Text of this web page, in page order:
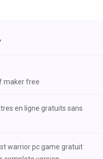
maker free
en ligne gratuits sans
warrior pc game gratuit